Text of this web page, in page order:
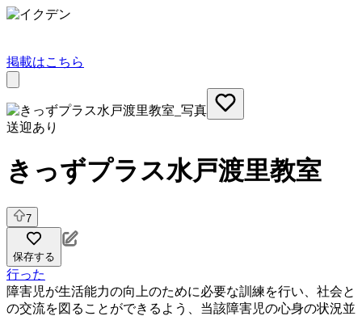
掲載はこちら
送迎あり
きっずプラス水戸渡里教室
7
保存する
行った
障害児が生活能力の向上のために必要な訓練を行い、社会と
の交流を図ることができるよう、当該障害児の心身の状況並